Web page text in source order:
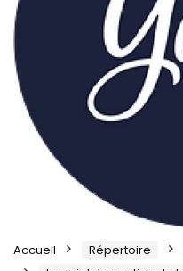
Accueil Répertoire